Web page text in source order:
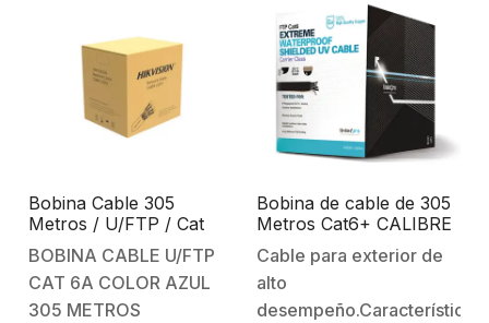
eléctrica continua. Uso
recomendado para
interior. Por espacio
entre travesaños…
Bobina Cable 305
Metros / U/FTP / Cat
6A / Color Azul
BOBINA CABLE U/FTP
CAT 6A COLOR AZUL
305 METROS
Bobina de cable de 305
Metros Cat6+ CALIBRE
23 Exterior Blindado tipo
FTP para CLIMAS
EXTREMOS, UL, color
Negro,
Cable para exterior de
alto
desempeño.Características